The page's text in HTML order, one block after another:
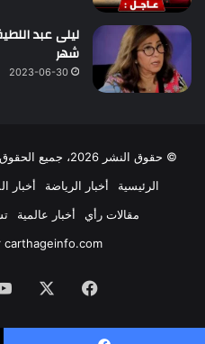
ليلى عبد
شهر
2023-06-30
© حقوق النشر 2026، جميع الحقوق محفوظة |
الرئيسية
أخبار الرياضة أخبار
مقالات رأي
أخبار عالمية
carthageinfo.com
فيسبوك